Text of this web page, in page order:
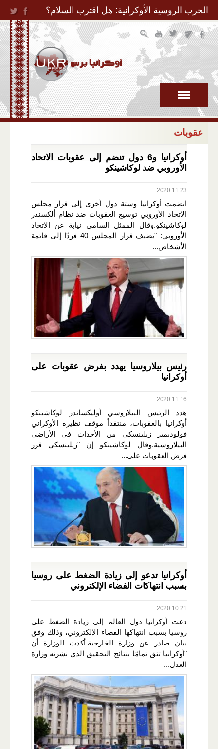
Jump to Navigation
الحرب الروسية الأوكرانية: هل اقترب السلام؟
عقوبات
أوكرانيا و6 دول تنضم إلى عقوبات الاتحاد
الأوروبي ضد لوكاشينكو
2020.11.23
انضمت أوكرانيا وستة دول أخرى إلى قرار مجلس
الاتحاد الأوروبي توسيع العقوبات ضد نظام ألكسندر
لوكاشينكو.وقال الممثل السامي نيابة عن الاتحاد
الأوروبي: "يضيف قرار المجلس 40 فردًا إلى قائمة
الأشخاص...
رئيس بيلاروسيا يهدد بفرض عقوبات على
أوكرانيا
2020.11.16
هدد الرئيس البيلاروسي أوليكساندر لوكاشينكو
أوكرانيا بالعقوبات، منتقداً موقف نظيره الأوكراني
فولوديمير زيلينسكي من الأحداث في الأراضي
البيلاروسية.وقال لوكاشينكو إن "زيلينسكي قرر
فرض العقوبات على...
أوكرانيا تدعو إلى زيادة الضغط على روسيا
بسبب انتهاكات الفضاء الإلكتروني
2020.10.21
دعت أوكرانيا دول العالم إلى زيادة الضغط على
روسيا بسبب انتهاكها الفضاء الإلكتروني، وذلك وفق
بيان صادر عن وزارة الخارجية.أكدت الوزارة أن
"أوكرانيا تثق تمامًا بنتائج التحقيق الذي نشرته وزارة
العدل...